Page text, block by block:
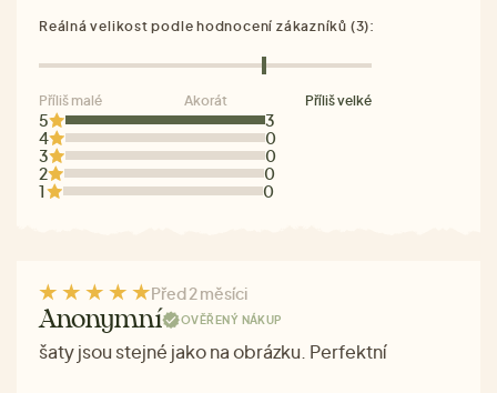
5
3
4
0
3
0
2
0
1
0
Reálná velikost podle hodnocení zákazníků (3):
Příliš malé Akorát Příliš velké
Před 2 měsíci
Anonymní OVĚŘENÝ NÁKUP
šaty jsou stejné jako na obrázku. Perfektní